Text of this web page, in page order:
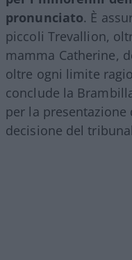
pronunciato. È
piccoli Trevallion,
mamma Catherine,
oltre ogni limite
conclude la
per la
decisione del